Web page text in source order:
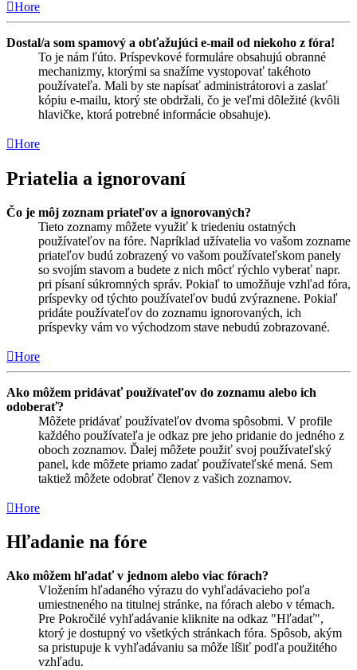
Hore
Dostal/a som spamový a obťažujúci e-mail od niekoho z fóra!
To je nám ľúto. Príspevkové formuláre obsahujú obranné
mechanizmy, ktorými sa snažíme vystopovať takéhoto
používateľa. Mali by ste napísať administrátorovi a zaslať
kópiu e-mailu, ktorý ste obdržali, čo je veľmi dôležité (kvôli
hlavičke, ktorá potrebné informácie obsahuje).
Hore
Priatelia a ignorovaní
Čo je môj zoznam priateľov a ignorovaných?
Tieto zoznamy môžete využiť k triedeniu ostatných
používateľov na fóre. Napríklad užívatelia vo vašom zozname
priateľov budú zobrazený vo vašom používateľskom panely
so svojím stavom a budete z nich môcť rýchlo vyberať napr.
pri písaní súkromných správ. Pokiaľ to umožňuje vzhľad fóra,
príspevky od týchto používateľov budú zvýraznene. Pokiaľ
pridáte používateľov do zoznamu ignorovaných, ich
príspevky vám vo východzom stave nebudú zobrazované.
Hore
Ako môžem pridávať používateľov do zoznamu alebo ich
odoberať?
Môžete pridávať používateľov dvoma spôsobmi. V profile
každého používateľa je odkaz pre jeho pridanie do jedného z
oboch zoznamov. Ďalej môžete použiť svoj používateľský
panel, kde môžete priamo zadať používateľské mená. Sem
taktiež môžete odobrať členov z vašich zoznamov.
Hore
Hľadanie na fóre
Ako môžem hľadať v jednom alebo viac fórach?
Vložením hľadaného výrazu do vyhľadávacieho poľa
umiestneného na titulnej stránke, na fórach alebo v témach.
Pre Pokročilé vyhľadávanie kliknite na odkaz "Hľadať",
ktorý je dostupný vo všetkých stránkach fóra. Spôsob, akým
sa pristupuje k vyhľadávaniu sa môže líšiť podľa použitého
vzhľadu.